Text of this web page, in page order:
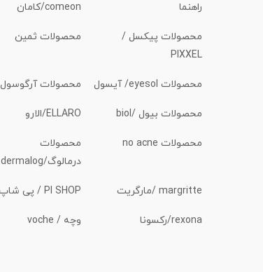
راهنما comeon/کامان
محصولات پیکسل /
PIXXEL
محصولات ثمین
محصولات eyesol/ آیسول محصولات آرگوسول
محصولات بیول /biol ELLARO/الارو
محصولات no acne
محصولات
درمالوگ/dermalog
margritte /مارگریت PI SHOP / پی شاپ
rexona/رکسونا وچه / voche